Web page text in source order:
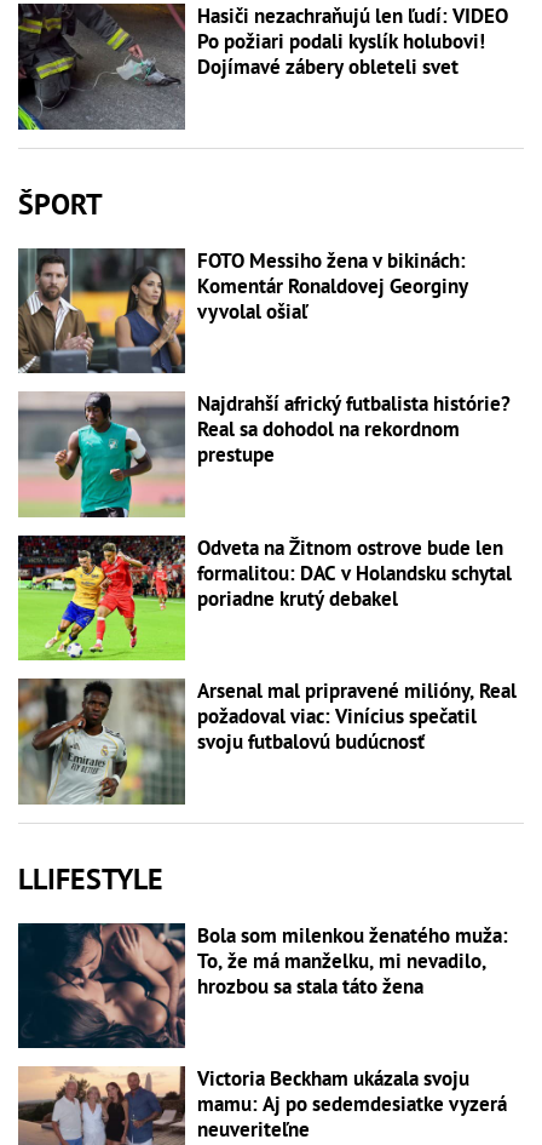
Hasiči nezachraňujú len ľudí: VIDEO
Po požiari podali kyslík holubovi!
Dojímavé zábery obleteli svet
ŠPORT
FOTO Messiho žena v bikinách:
Komentár Ronaldovej Georginy
vyvolal ošiaľ
Najdrahší africký futbalista histórie?
Real sa dohodol na rekordnom
prestupe
Odveta na Žitnom ostrove bude len
formalitou: DAC v Holandsku schytal
poriadne krutý debakel
Arsenal mal pripravené milióny, Real
požadoval viac: Vinícius spečatil
svoju futbalovú budúcnosť
LLIFESTYLE
Bola som milenkou ženatého muža:
To, že má manželku, mi nevadilo,
hrozbou sa stala táto žena
Victoria Beckham ukázala svoju
mamu: Aj po sedemdesiatke vyzerá
neuveriteľne